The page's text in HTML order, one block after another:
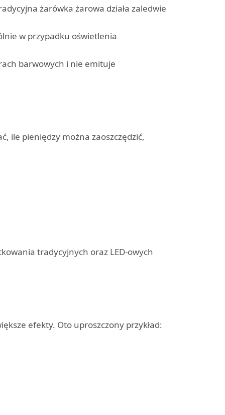
żarówka żarowa działa zaledwie
w przypadku oświetlenia
barwowych i nie emituje
ile pieniędzy można zaoszczędzić,
tradycyjnych oraz LED-owych
efekty. Oto uproszczony przykład: